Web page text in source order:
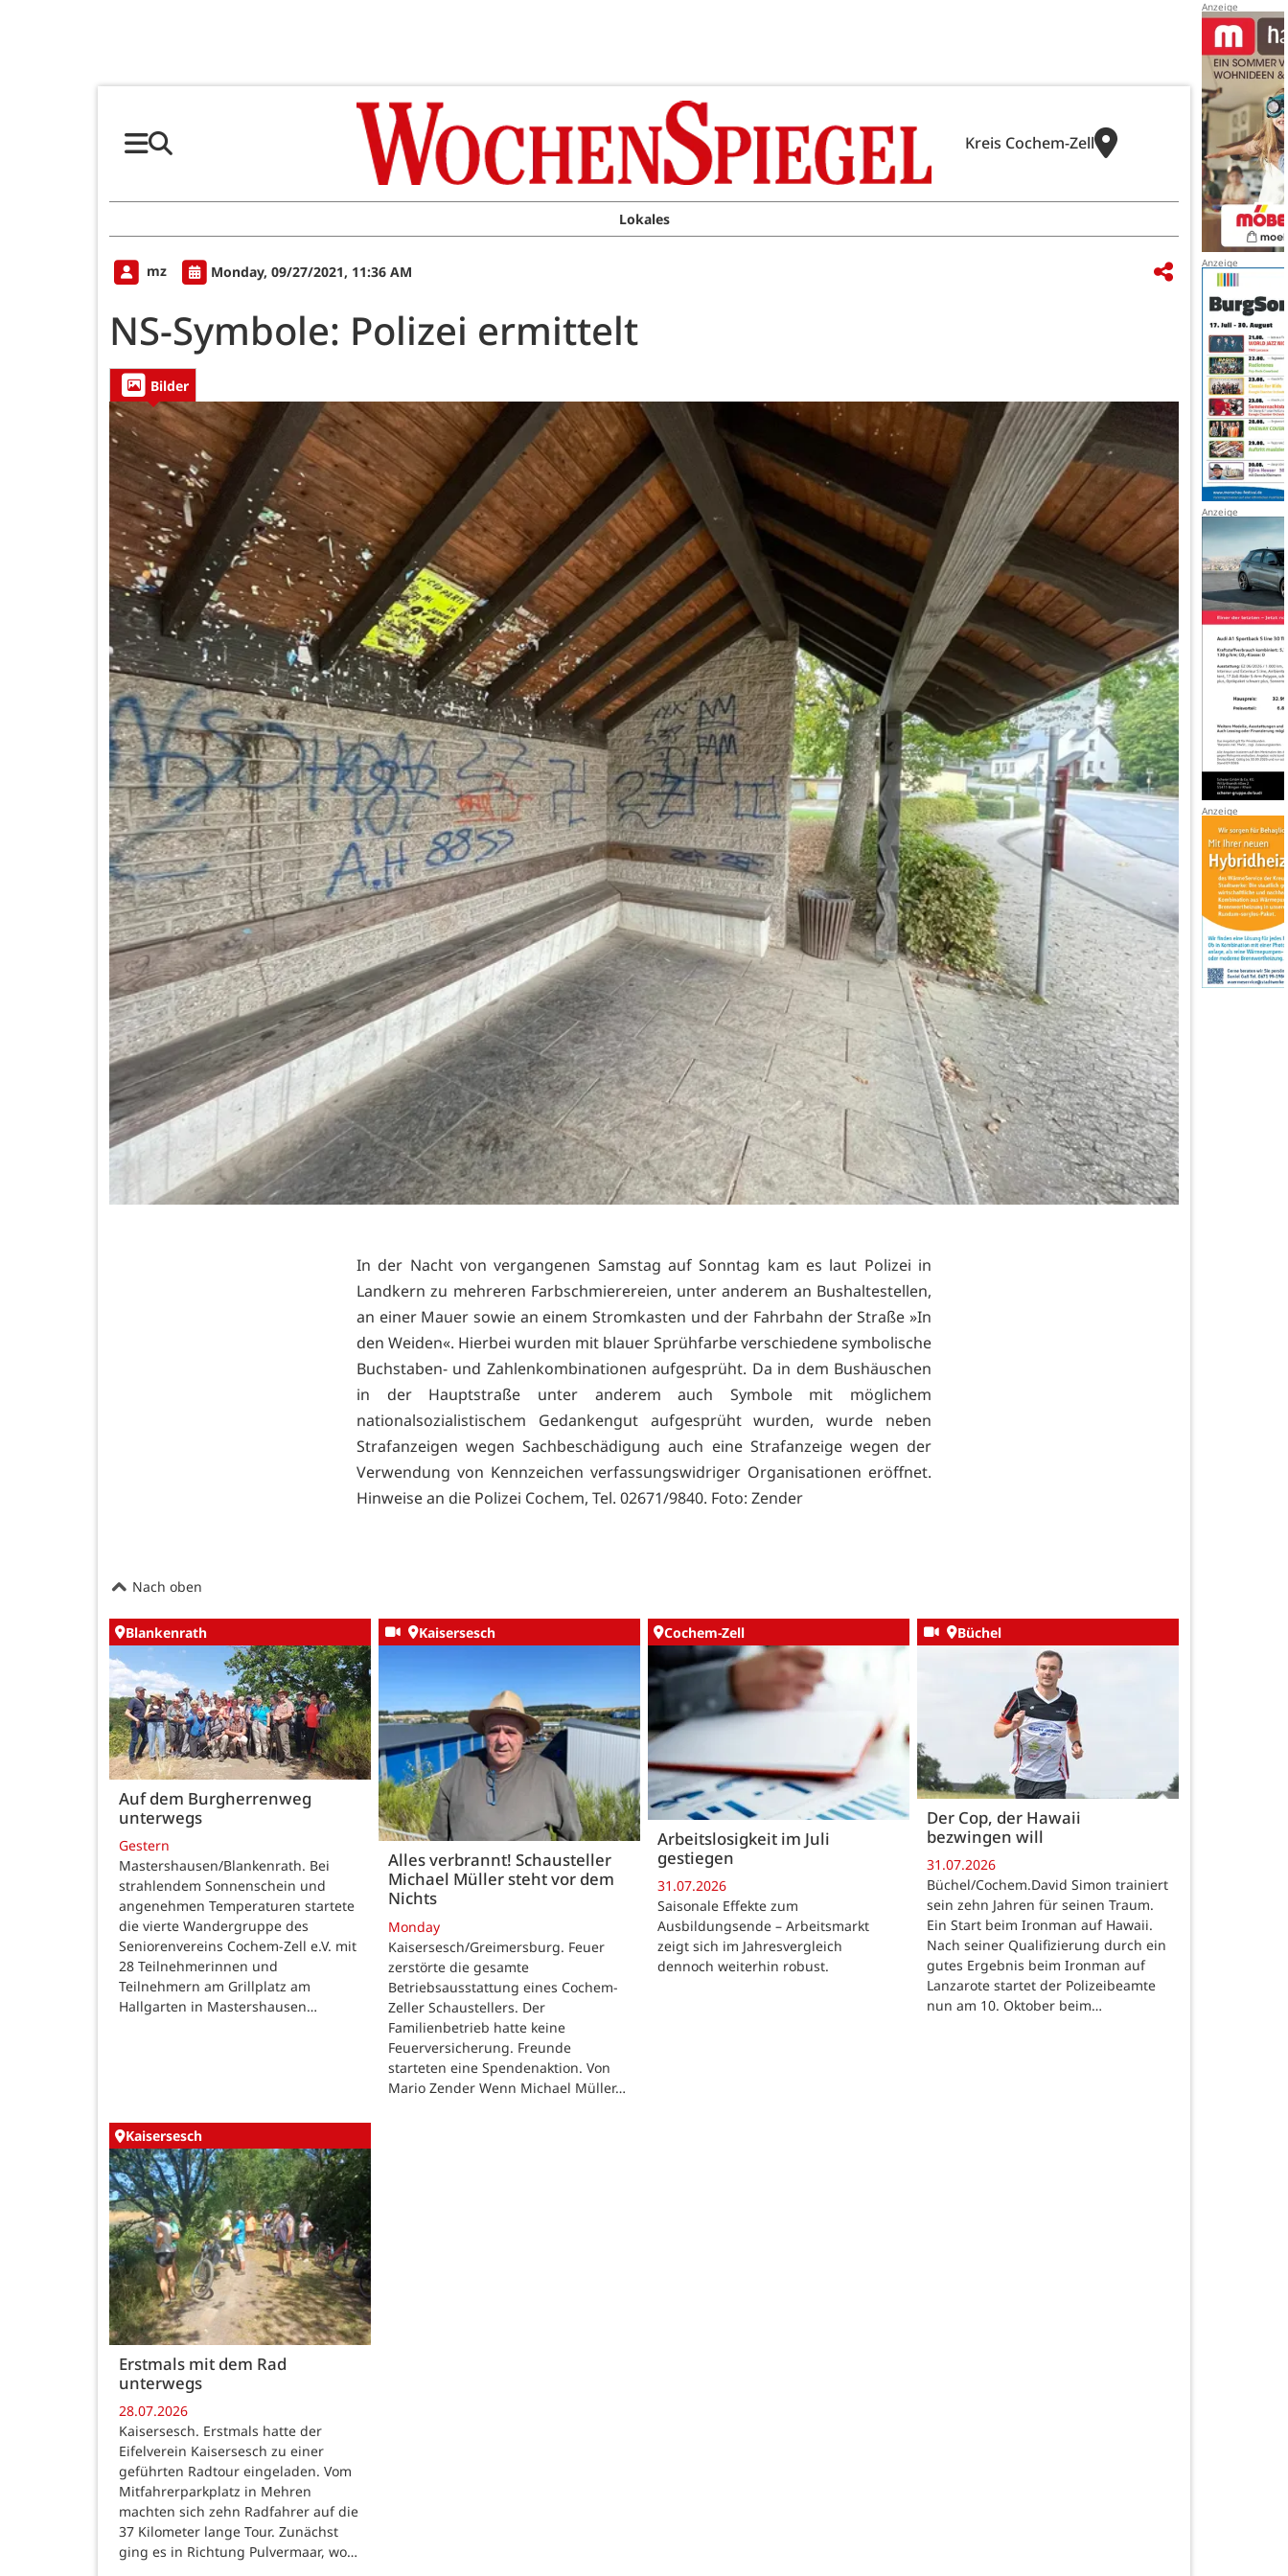
Kreis Cochem-Zell
Lokales
mz Monday, 09/27/2021, 11:36 AM
NS-Symbole: Polizei ermittelt
Bilder
In der Nacht von vergangenen Samstag auf Sonntag kam es laut Polizei in
Landkern zu mehreren Farbschmierereien, unter anderem an Bushaltestellen,
an einer Mauer sowie an einem Stromkasten und der Fahrbahn der Straße »In
den Weiden«. Hierbei wurden mit blauer Sprühfarbe verschiedene symbolische
Buchstaben- und Zahlenkombinationen aufgesprüht. Da in dem Bushäuschen
in der Hauptstraße unter anderem auch Symbole mit möglichem
nationalsozialistischem Gedankengut aufgesprüht wurden, wurde neben
Strafanzeigen wegen Sachbeschädigung auch eine Strafanzeige wegen der
Verwendung von Kennzeichen verfassungswidriger Organisationen eröffnet.
Hinweise an die Polizei Cochem, Tel. 02671/9840. Foto: Zender
Nach oben
Blankenrath
Auf dem Burgherrenweg
unterwegs
Gestern
Mastershausen/Blankenrath. Bei
strahlendem Sonnenschein und
angenehmen Temperaturen startete
die vierte Wandergruppe des
Seniorenvereins Cochem-Zell e.V. mit
28 Teilnehmerinnen und
Teilnehmern am Grillplatz am
Hallgarten in Mastershausen…
Kaisersesch
Alles verbrannt! Schausteller
Michael Müller steht vor dem
Nichts
Monday
Kaisersesch/Greimersburg. Feuer
zerstörte die gesamte
Betriebsausstattung eines Cochem-
Zeller Schaustellers. Der
Familienbetrieb hatte keine
Feuerversicherung. Freunde
starteten eine Spendenaktion. Von
Mario Zender Wenn Michael Müller…
Cochem-Zell
Arbeitslosigkeit im Juli
gestiegen
31.07.2026
Saisonale Effekte zum
Ausbildungsende – Arbeitsmarkt
zeigt sich im Jahresvergleich
dennoch weiterhin robust.
Büchel
Der Cop, der Hawaii
bezwingen will
31.07.2026
Büchel/Cochem.David Simon trainiert
sein zehn Jahren für seinen Traum.
Ein Start beim Ironman auf Hawaii.
Nach seiner Qualifizierung durch ein
gutes Ergebnis beim Ironman auf
Lanzarote startet der Polizeibeamte
nun am 10. Oktober beim…
Kaisersesch
Erstmals mit dem Rad
unterwegs
28.07.2026
Kaisersesch. Erstmals hatte der
Eifelverein Kaisersesch zu einer
geführten Radtour eingeladen. Vom
Mitfahrerparkplatz in Mehren
machten sich zehn Radfahrer auf die
37 Kilometer lange Tour. Zunächst
ging es in Richtung Pulvermaar, wo…